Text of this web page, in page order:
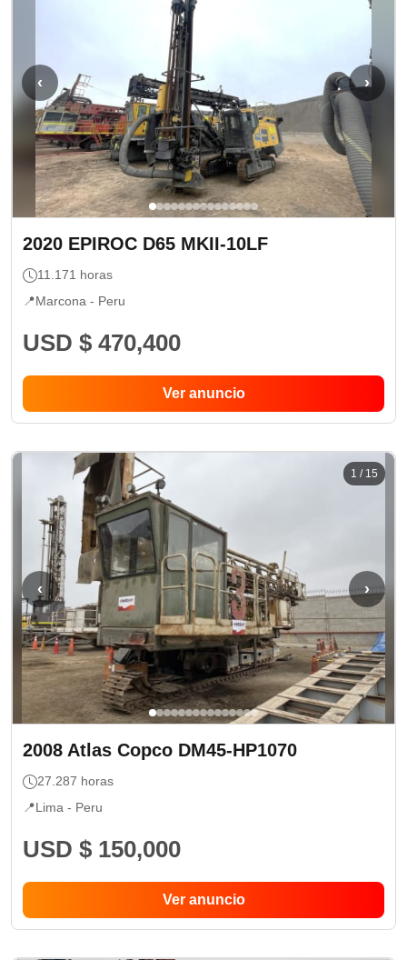
‹ ›
2020 EPIROC D65 MKII-10LF
11.171 horas
📍Marcona - Peru
USD $ 470,400
Ver anuncio
‹ ›
1 / 15
2008 Atlas Copco DM45-HP1070
27.287 horas
📍Lima - Peru
USD $ 150,000
Ver anuncio